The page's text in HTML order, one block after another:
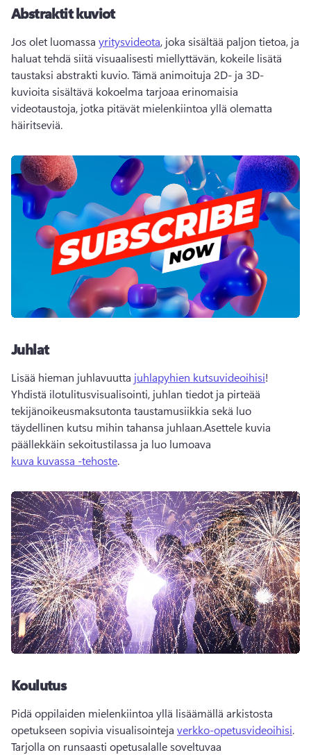
Abstraktit kuviot
Jos olet luomassa yritysvideota, joka sisältää paljon tietoa, ja
haluat tehdä siitä visuaalisesti miellyttävän, kokeile lisätä
taustaksi abstrakti kuvio. Tämä animoituja 2D- ja 3D-
kuvioita sisältävä kokoelma tarjoaa erinomaisia
videotaustoja, jotka pitävät mielenkiintoa yllä olematta
häiritseviä.
Juhlat
Lisää hieman juhlavuutta juhlapyhien kutsuvideoihisi!
Yhdistä ilotulitusvisualisointi, juhlan tiedot ja pirteää
tekijänoikeusmaksutonta taustamusiikkia sekä luo
täydellinen kutsu mihin tahansa juhlaan.Asettele kuvia
päällekkäin sekoitustilassa ja luo lumoava
kuva kuvassa -tehoste.
Koulutus
Pidä oppilaiden mielenkiintoa yllä lisäämällä arkistosta
opetukseen sopivia visualisointeja verkko-opetusvideoihisi.
Tarjolla on runsaasti opetusalalle soveltuvaa